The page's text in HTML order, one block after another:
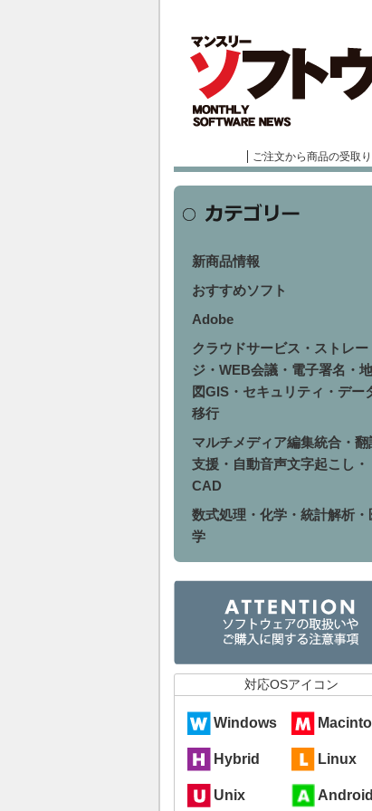
ご注文から商品の受取
新商品情報
おすすめソフト
Adobe
クラウドサービス・ストレー
ジ・WEB会議・電子署名・地
図GIS・セキュリティ・デー
移行
マルチメディア編集統合・翻
支援・自動音声文字起こし・
CAD
数式処理・化学・統計解析・
学
対応OSアイコン
Windows
Hybrid Linux
Unix Android